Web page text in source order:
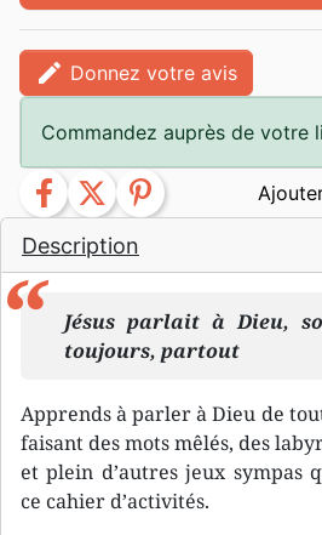
Description
Jésus parlait à Dieu,
toujours, partout
Apprends à parler à Dieu de
faisant des mots mêlés, des
et plein d’autres jeux sympas
ce cahier d’activités.
edit Donnez votre avis
Commandez auprès de votre
facebook twitter pinterest